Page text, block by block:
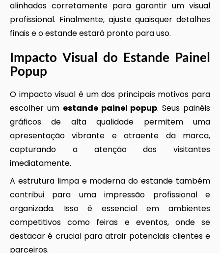
alinhados corretamente para garantir um visual
profissional. Finalmente, ajuste quaisquer detalhes
finais e o estande estará pronto para uso.
Impacto Visual do Estande Painel
Popup
O impacto visual é um dos principais motivos para
escolher um estande painel popup. Seus painéis
gráficos de alta qualidade permitem uma
apresentação vibrante e atraente da marca,
capturando a atenção dos visitantes
imediatamente.
A estrutura limpa e moderna do estande também
contribui para uma impressão profissional e
organizada. Isso é essencial em ambientes
competitivos como feiras e eventos, onde se
destacar é crucial para atrair potenciais clientes e
parceiros.